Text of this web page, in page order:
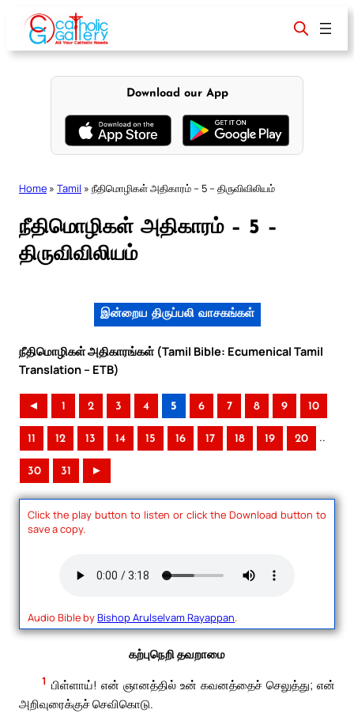
content
Download our App
Home » Tamil » நீதிமொழிகள் அதிகாரம் – 5 – திருவிவிலியம்
நீதிமொழிகள் அதிகாரம் – 5 –
திருவிவிலியம்
இன்றைய திருப்பலி வாசகங்கள்
நீதிமொழிகள் அதிகாரங்கள் (Tamil Bible: Ecumenical Tamil
Translation – ETB)
◄ 1 2 3 4 5 6 7 8 9 10
11 12 13 14 15 16 17 18 19 20 ..
30 31 ►
Click the play button to listen or click the Download button to
save a copy.
Audio Bible byBishop Arulselvam Rayappan.
கற்புநெறி தவறாமை
1 பிள்ளாய்! என் ஞானத்தில் உன் கவனத்தைச் செலுத்து; என்
அறிவுரைக்குச் செவிகொடு.